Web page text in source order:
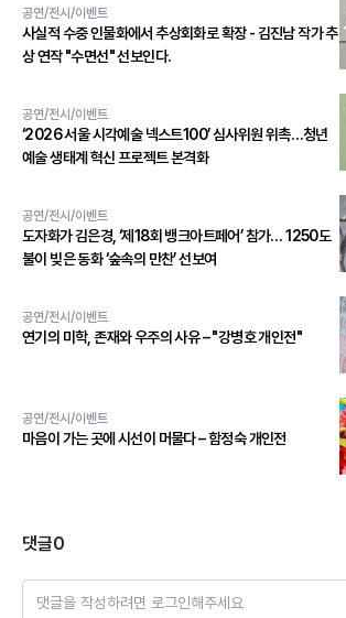
공연/전시/이벤트
사실적 수중 인물화에서 추상회화로 확장 - 김진남 작가 추
상 연작 "수면선" 선보인다.
공연/전시/이벤트
‘2026 서울 시각예술 넥스트100’ 심사위원 위촉…청년
예술 생태계 혁신 프로젝트 본격화
공연/전시/이벤트
도자화가 김은경, ‘제18회 뱅크아트페어’ 참가… 1250도
불이 빚은 동화 ‘숲속의 만찬’ 선보여
공연/전시/이벤트
연기의 미학, 존재와 우주의 사유 – "강병호 개인전"
공연/전시/이벤트
마음이 가는 곳에 시선이 머물다 – 함정숙 개인전
댓글0
댓글을 작성하려면 로그인해주세요